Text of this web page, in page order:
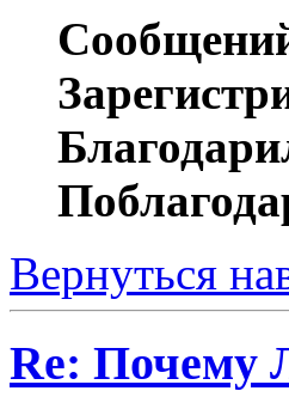
Вернуться
Re: Почему